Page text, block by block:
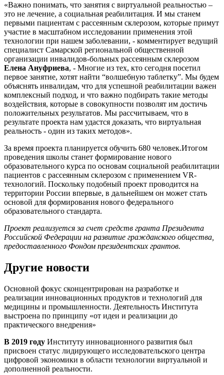
«Важно понимать, что занятия с виртуальной реальностью –
это не лечение, а социальная реабилитация. И мы станем
первыми пациентам с рассеянным склерозом, которые примут
участие в масштабном исследовании применения этой
технологии при нашем заболевании, - комментирует ведущий
специалист Самарской региональной общественной
организации инвалидов-больных рассеянным склерозом
Елена Ануфриева, - Многие из тех, кто сегодня посетил
первое занятие, хотят найти “волшебную таблетку”. Мы будем
объяснять инвалидам, что для успешной реабилитации важен
комплексный подход, и что важно подбирать такие методы
воздействия, которые в совокупности позволят им достичь
положительных результатов. Мы рассчитываем, что в
результате проекта нам удастся доказать, что виртуальная
реальность - один из таких методов».
За время проекта планируется обучить 680 человек.Итогом
проведения школы станет формирование нового
образовательного курса по основам социальной реабилитации
пациентов с рассеянным склерозом с применением VR-
технологий. Поскольку подобный проект проводится на
территории России впервые, в дальнейшем он может стать
основой для формирования нового федерального
образовательного стандарта.
Проект реализуется за счет средств гранта Президента
Российской Федерации на развитие гражданского общества,
предоставленного Фондом президентских грантов.
Другие новости
Основной фокус сконцентрирован на разработке и
реализации инновационных продуктов и технологий для
медицины и промышленности. Деятельность Института
выстроена по принципу «от идеи и реализации до
практического внедрения»
В 2019 году Институту инновационного развития был
присвоен статус лидирующего исследовательского центра
цифровой экономики в области технологии виртуальной и
дополненной реальности.